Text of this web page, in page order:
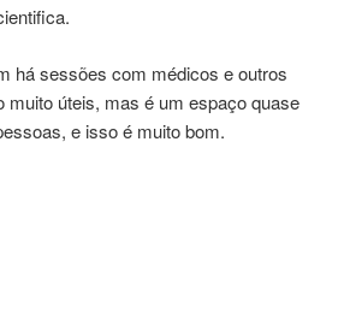
há sessões com médicos e outros
muito úteis, mas é um espaço quase
e isso é muito bom.